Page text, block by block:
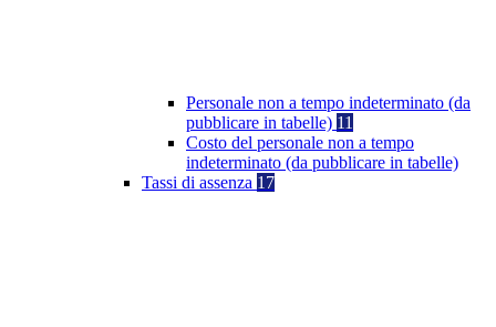
Personale non a tempo indeterminato (da
pubblicare in tabelle) 11
Costo del personale non a tempo
indeterminato (da pubblicare in tabelle)
Tassi di assenza 17